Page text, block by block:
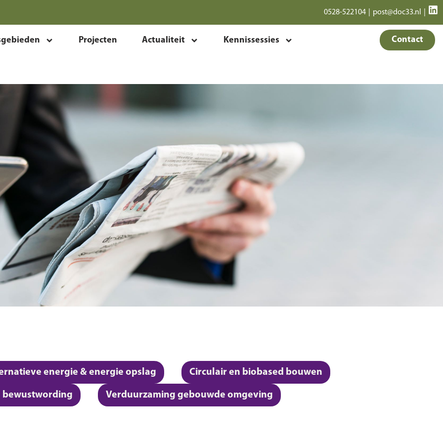
0528-522104 post@doc33.nl
Projecten Actualiteit Kennissessies Contact
energie & energie opslag Circulair en biobased bouwen
bewustwording Verduurzaming gebouwde omgeving